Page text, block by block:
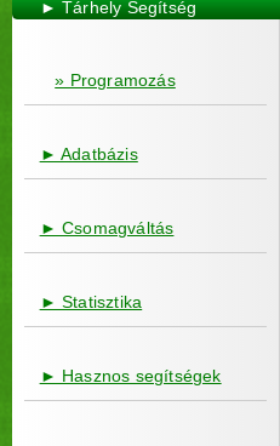
► Tárhely Segítség
» Programozás
► Adatbázis
► Csomagváltás
► Statisztika
► Hasznos segítségek